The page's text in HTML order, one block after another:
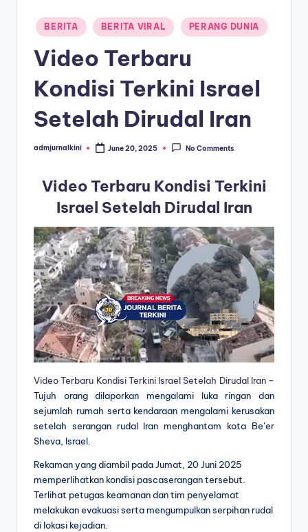
Posted
in
BERITA BERITA VIRAL PERANG DUNIA
Video Terbaru
Kondisi Terkini Israel
Setelah Dirudal Iran
Posted
admjurnalkini June 20, 2025 No Comments
Video Terbaru Kondisi Terkini
Israel Setelah Dirudal Iran
Video Terbaru Kondisi Terkini Israel Setelah Dirudal Iran–
Tujuh orang dilaporkan mengalami luka ringan dan
sejumlah rumah serta kendaraan mengalami kerusakan
setelah serangan rudal Iran menghantam kota Be’er
Sheva, Israel.
Rekaman yang diambil pada Jumat, 20 Juni 2025
memperlihatkan kondisi pascaserangan tersebut.
Terlihat petugas keamanan dan tim penyelamat
melakukan evakuasi serta mengumpulkan serpihan rudal
di lokasi kejadian.